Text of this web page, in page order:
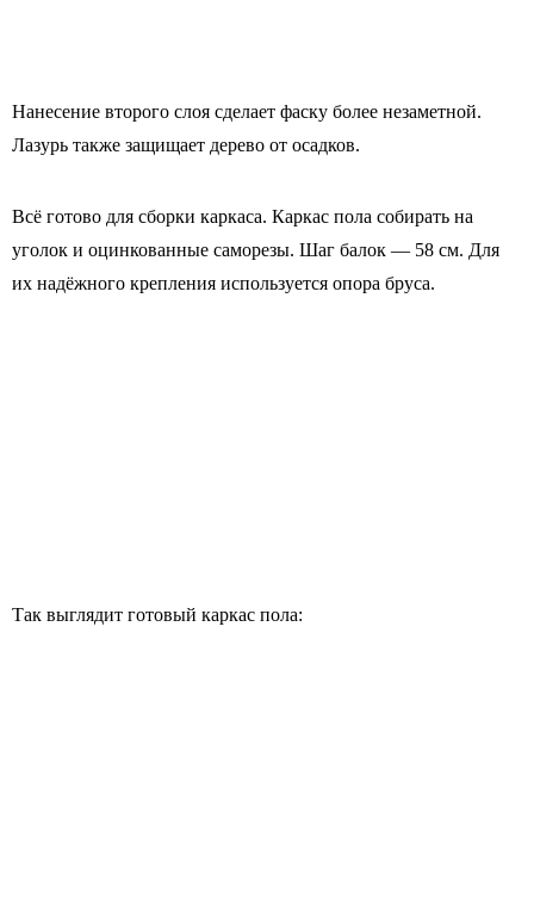
Нанесение второго слоя сделает фаску более незаметной.
Лазурь также защищает дерево от осадков.
Всё готово для сборки каркаса. Каркас пола собирать на
уголок и оцинкованные саморезы. Шаг балок — 58 см. Для
их надёжного крепления используется опора бруса.
Так выглядит готовый каркас пола: